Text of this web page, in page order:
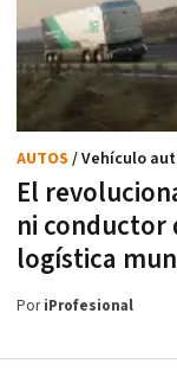
El
ni conductor
logística
AUTOS / Vehículo
PoriProfesional